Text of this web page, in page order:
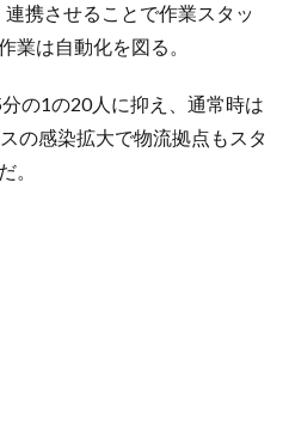
携させることで作業スタッ
業は自動化を図る。
の1の20人に抑え、通常時は
の感染拡大で物流拠点もスタ
。